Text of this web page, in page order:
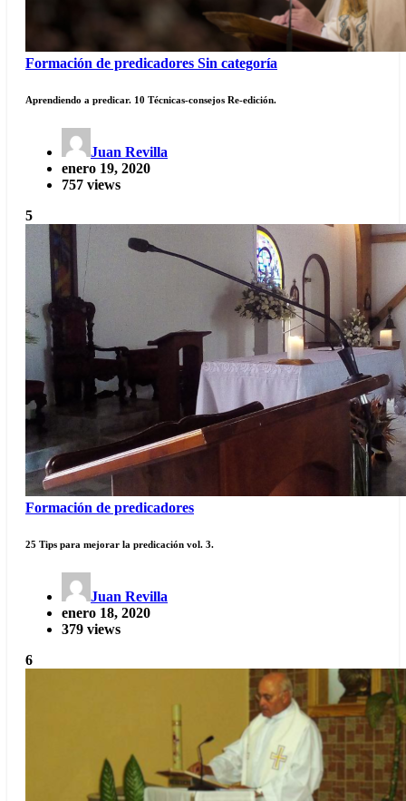
Formación de predicadores Sin categoría
Aprendiendo a predicar. 10 Técnicas-consejos Re-edición.
Juan Revilla
enero 19, 2020
757 views
5
Formación de predicadores
25 Tips para mejorar la predicación vol. 3.
Juan Revilla
enero 18, 2020
379 views
6